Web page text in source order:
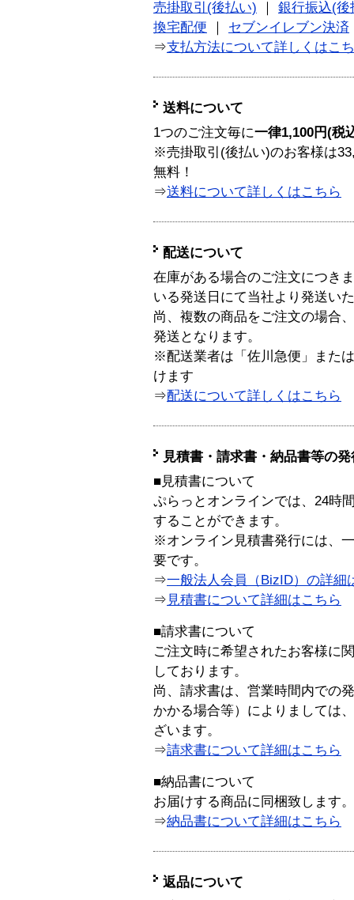
売掛取引(後払い)
銀行振込(後
換宅配便
セブンイレブン決済
⇒支払方法について詳しくはこ
送料について
1つのご注文毎に一律1,100円(税
※売掛取引(後払い)のお客様は
無料！
⇒送料について詳しくはこちら
配送について
在庫がある場合のご注文につき
いる発送日にて当社より発送い
尚、複数の商品をご注文の場合
発送となります。
※配送業者は「佐川急便」また
けます
⇒配送について詳しくはこちら
見積書・請求書・納品書等の
■見積書について
ぷらっとオンラインでは、24時
することができます。
※オンライン見積書発行には、
要です。
⇒一般法人会員（BizID）の詳細
⇒ 見積書について詳細はこちら
■請求書について
ご注文時に希望されたお客様に
しております。
尚、請求書は、営業時間内での
かかる場合等）によりましては
ざいます。
⇒請求書について詳細はこちら
■納品書について
お届けする商品に同梱致します。
⇒納品書について詳細はこちら
返品について